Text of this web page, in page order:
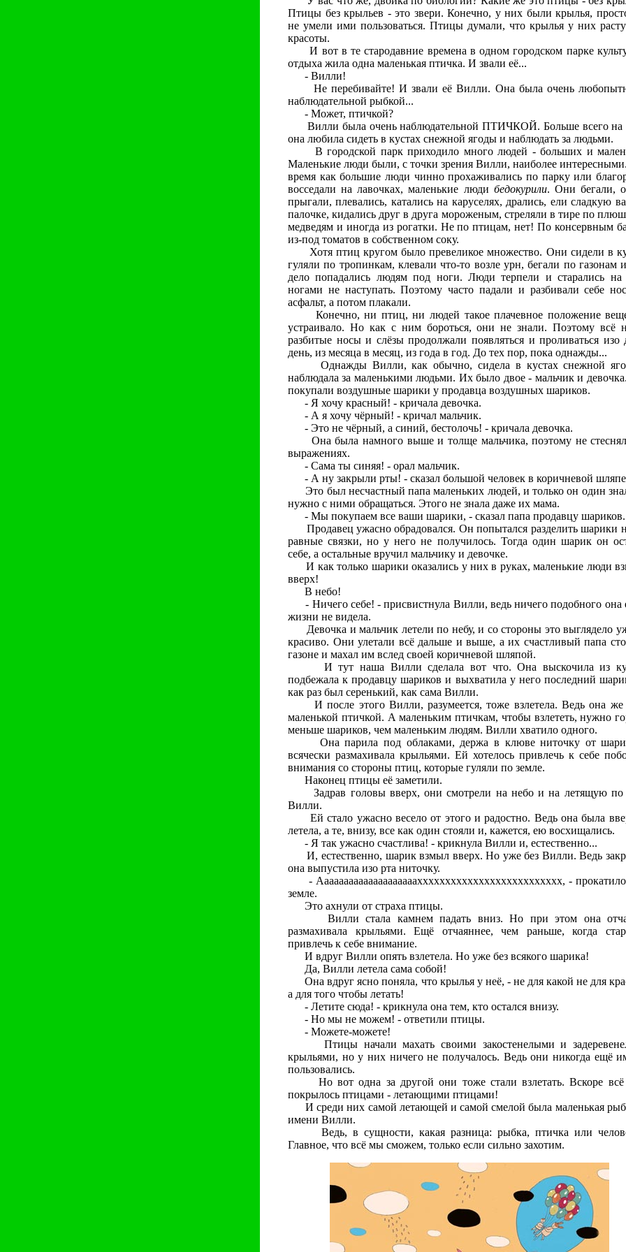
Птицы без крыльев - это звери. Конечно, у них были крылья,
не умели ими пользоваться. Птицы думали, что крылья у них
красоты.
И вот в те стародавние времена в одном городском парке
отдыха жила одна маленькая птичка. И звали её...
- Вилли!
Не перебивайте! И звали её Вилли. Она была очень
наблюдательной рыбкой...
- Может, птичкой?
Вилли была очень наблюдательной ПТИЧКОЙ. Больше всего на
она любила сидеть в кустах снежной ягоды и наблюдать за людьми.
В городской парк приходило много людей - больших и
Маленькие люди были, с точки зрения Вилли, наиболее
время как большие люди чинно прохаживались по парку или
восседали на лавочках, маленькие люди бедокурили. Они бегали,
прыгали, плевались, катались на каруселях, дрались, ели сладкую
палочке, кидались друг в друга мороженым, стреляли в тире по
медведям и иногда из рогатки. Не по птицам, нет! По консервным
из-под томатов в собственном соку.
Хотя птиц кругом было превеликое множество. Они сидели в
гуляли по тропинкам, клевали что-то возле урн, бегали по газонам
дело попадались людям под ноги. Люди терпели и старались на
ногами не наступать. Поэтому часто падали и разбивали себе
асфальт, а потом плакали.
Конечно, ни птиц, ни людей такое плачевное положение
устраивало. Но как с ним бороться, они не знали. Поэтому всё
разбитые носы и слёзы продолжали появляться и проливаться изо
день, из месяца в месяц, из года в год. До тех пор, пока однажды...
Однажды Вилли, как обычно, сидела в кустах снежной
наблюдала за маленькими людьми. Их было двое - мальчик и
покупали воздушные шарики у продавца воздушных шариков.
- Я хочу красный! - кричала девочка.
- А я хочу чёрный! - кричал мальчик.
- Это не чёрный, а синий, бестолочь! - кричала девочка.
Она была намного выше и толще мальчика, поэтому не
выражениях.
- Сама ты синяя! - орал мальчик.
- А ну закрыли рты! - сказал большой человек в коричневой
Это был несчастный папа маленьких людей, и только он один
нужно с ними обращаться. Этого не знала даже их мама.
- Мы покупаем все ваши шарики, - сказал папа продавцу шариков.
Продавец ужасно обрадовался. Он попытался разделить шарики
равные связки, но у него не получилось. Тогда один шарик он
себе, а остальные вручил мальчику и девочке.
И как только шарики оказались у них в руках, маленькие люди
вверх!
В небо!
- Ничего себе! - присвистнула Вилли, ведь ничего подобного она
жизни не видела.
Девочка и мальчик летели по небу, и со стороны это выглядело
красиво. Они улетали всё дальше и выше, а их счастливый папа
газоне и махал им вслед своей коричневой шляпой.
И тут наша Вилли сделала вот что. Она выскочила из
подбежала к продавцу шариков и выхватила у него последний
как раз был серенький, как сама Вилли.
И после этого Вилли, разумеется, тоже взлетела. Ведь она же
маленькой птичкой. А маленьким птичкам, чтобы взлететь, нужно
меньше шариков, чем маленьким людям. Вилли хватило одного.
Она парила под облаками, держа в клюве ниточку от
всячески размахивала крыльями. Ей хотелось привлечь к себе
внимания со стороны птиц, которые гуляли по земле.
Наконец птицы её заметили.
Задрав головы вверх, они смотрели на небо и на летящую по
Вилли.
Ей стало ужасно весело от этого и радостно. Ведь она была
летела, а те, внизу, все как один стояли и, кажется, ею восхищались.
- Я так ужасно счастлива! - крикнула Вилли и, естественно...
И, естественно, шарик взмыл вверх. Но уже без Вилли. Ведь
она выпустила изо рта ниточку.
- Аааааааааааааааааааахххххххххххххххххххххххххх, -
земле.
Это ахнули от страха птицы.
Вилли стала камнем падать вниз. Но при этом она
размахивала крыльями. Ещё отчаяннее, чем раньше, когда
привлечь к себе внимание.
И вдруг Вилли опять взлетела. Но уже без всякого шарика!
Да, Вилли летела сама собой!
Она вдруг ясно поняла, что крылья у неё, - не для какой не для
а для того чтобы летать!
- Летите сюда! - крикнула она тем, кто остался внизу.
- Но мы не можем! - ответили птицы.
- Можете-можете!
Птицы начали махать своими закостенелыми и
крыльями, но у них ничего не получалось. Ведь они никогда ещё
пользовались.
Но вот одна за другой они тоже стали взлетать. Вскоре всё
покрылось птицами - летающими птицами!
И среди них самой летающей и самой смелой была маленькая
имени Вилли.
Ведь, в сущности, какая разница: рыбка, птичка или
Главное, что всё мы сможем, только если сильно захотим.